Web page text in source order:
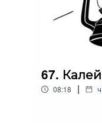
67.
08:18 |